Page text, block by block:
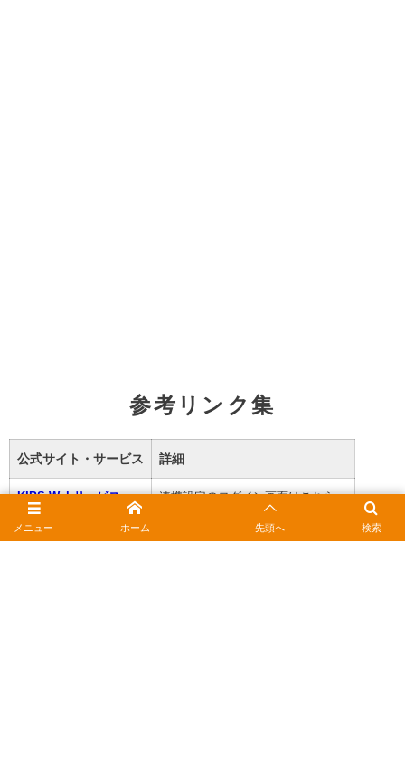
参考リンク集
公式サイト・サービス 詳細
KIPS Webサービス 連携設定のログイン画面はこちら。
モバイルICOCA AndroidでのICOCA設定ガイド。
メニュー 検索
ホーム 先頭へ